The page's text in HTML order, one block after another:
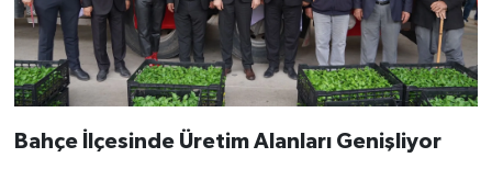
Bahçe İlçesinde Üretim Alanları Genişliyor